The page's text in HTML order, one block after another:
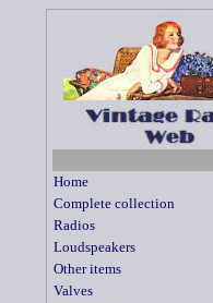
Home
Complete collection
Radios
Loudspeakers
Other items
Valves